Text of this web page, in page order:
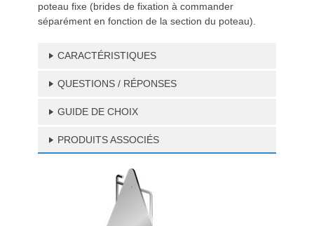
poteau fixe (brides de fixation à commander
séparément en fonction de la section du poteau).
CARACTÉRISTIQUES
QUESTIONS / RÉPONSES
GUIDE DE CHOIX
PRODUITS ASSOCIÉS